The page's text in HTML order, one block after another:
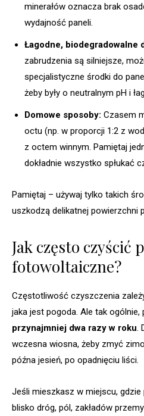
minerałów oznacza brak
wydajność paneli.
Łagodne, biodegradowalne
zabrudzenia są silniejsze,
specjalistyczne środki do
żeby były o neutralnym pH i
Domowe sposoby: Czasem
octu (np. w proporcji 1:2 z
z octem winnym. Pamiętaj
dokładnie wszystko spłukać
Pamiętaj – używaj tylko takich
uszkodzą delikatnej powierzchni
Jak często czyścić
fotowoltaiczne?
Częstotliwość czyszczenia
jaka jest pogoda. Ale tak
przynajmniej dwa razy w roku.
wczesna wiosna, żeby zmyć
późna jesień, po opadnięciu liści.
Jeśli mieszkasz w miejscu,
blisko dróg, pól, zakładów